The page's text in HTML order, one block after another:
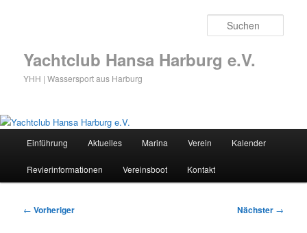
Yachtclub Hansa Harburg e.V.
YHH | Wassersport aus Harburg
Einführung Aktuelles Marina Verein Kalender
Revierinformationen Vereinsboot Kontakt
Beitragsnavigation
← Vorheriger Nächster →